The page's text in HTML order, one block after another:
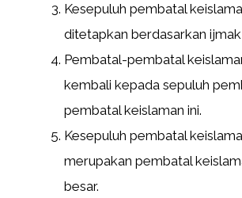
Kesepuluh pembatal
ditetapkan berdasarkan ijmak
Pembatal-pembatal
kembali kepada sepuluh
pembatal keislaman ini.
Kesepuluh pembatal
merupakan pembatal
besar.